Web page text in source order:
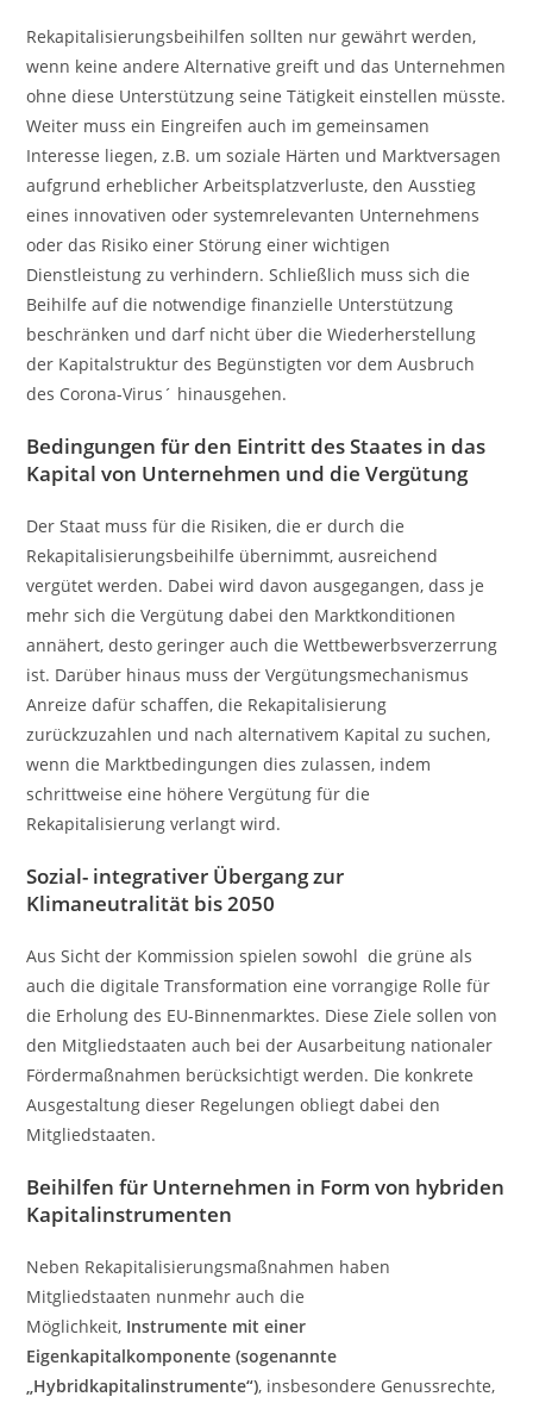
Rekapitalisierungsbeihilfen sollten nur gewährt werden,
wenn keine andere Alternative greift und das Unternehmen
ohne diese Unterstützung seine Tätigkeit einstellen müsste.
Weiter muss ein Eingreifen auch im gemeinsamen
Interesse liegen, z.B. um soziale Härten und Marktversagen
aufgrund erheblicher Arbeitsplatzverluste, den Ausstieg
eines innovativen oder systemrelevanten Unternehmens
oder das Risiko einer Störung einer wichtigen
Dienstleistung zu verhindern. Schließlich muss sich die
Beihilfe auf die notwendige finanzielle Unterstützung
beschränken und darf nicht über die Wiederherstellung
der Kapitalstruktur des Begünstigten vor dem Ausbruch
des Corona-Virus´ hinausgehen.
Bedingungen für den Eintritt des Staates in das
Kapital von Unternehmen und die Vergütung
Der Staat muss für die Risiken, die er durch die
Rekapitalisierungsbeihilfe übernimmt, ausreichend
vergütet werden. Dabei wird davon ausgegangen, dass je
mehr sich die Vergütung dabei den Marktkonditionen
annähert, desto geringer auch die Wettbewerbsverzerrung
ist. Darüber hinaus muss der Vergütungsmechanismus
Anreize dafür schaffen, die Rekapitalisierung
zurückzuzahlen und nach alternativem Kapital zu suchen,
wenn die Marktbedingungen dies zulassen, indem
schrittweise eine höhere Vergütung für die
Rekapitalisierung verlangt wird.
Sozial- integrativer Übergang zur
Klimaneutralität bis 2050
Aus Sicht der Kommission spielen sowohl die grüne als
auch die digitale Transformation eine vorrangige Rolle für
die Erholung des EU-Binnenmarktes. Diese Ziele sollen von
den Mitgliedstaaten auch bei der Ausarbeitung nationaler
Fördermaßnahmen berücksichtigt werden. Die konkrete
Ausgestaltung dieser Regelungen obliegt dabei den
Mitgliedstaaten.
Beihilfen für Unternehmen in Form von hybriden
Kapitalinstrumenten
Neben Rekapitalisierungsmaßnahmen haben
Mitgliedstaaten nunmehr auch die
Möglichkeit, Instrumente mit einer
Eigenkapitalkomponente (sogenannte
„Hybridkapitalinstrumente“), insbesondere Genussrechte,